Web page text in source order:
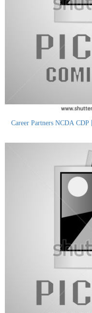
Career Partners NCDA